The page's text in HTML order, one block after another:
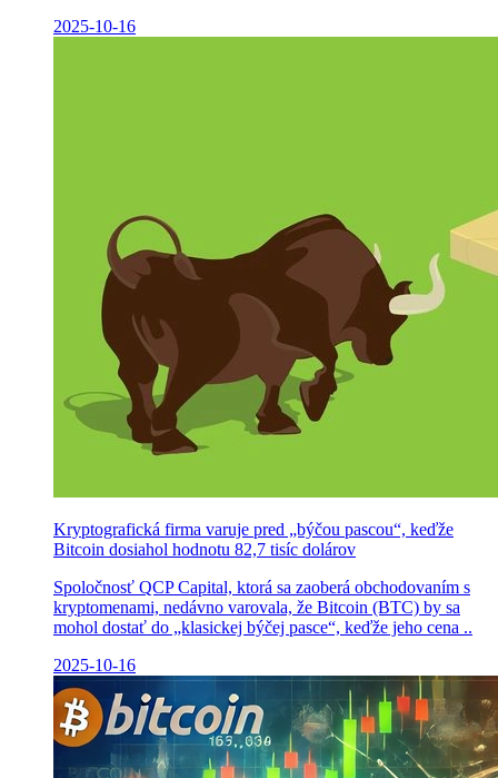
2025-10-16
Kryptografická firma varuje pred „býčou pascou“, keďže
Bitcoin dosiahol hodnotu 82,7 tisíc dolárov
Spoločnosť QCP Capital, ktorá sa zaoberá obchodovaním s
kryptomenami, nedávno varovala, že Bitcoin (BTC) by sa
mohol dostať do „klasickej býčej pasce“, keďže jeho cena ..
2025-10-16